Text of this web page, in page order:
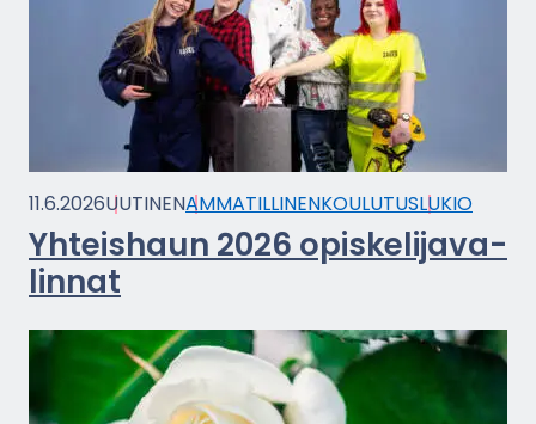
11.6.2026UU­TI­NENAM­MA­TIL­LI­NEN­KOU­LU­TUSLUKIO
Yh­teis­haun 2026 opis­ke­li­ja­va­
lin­nat